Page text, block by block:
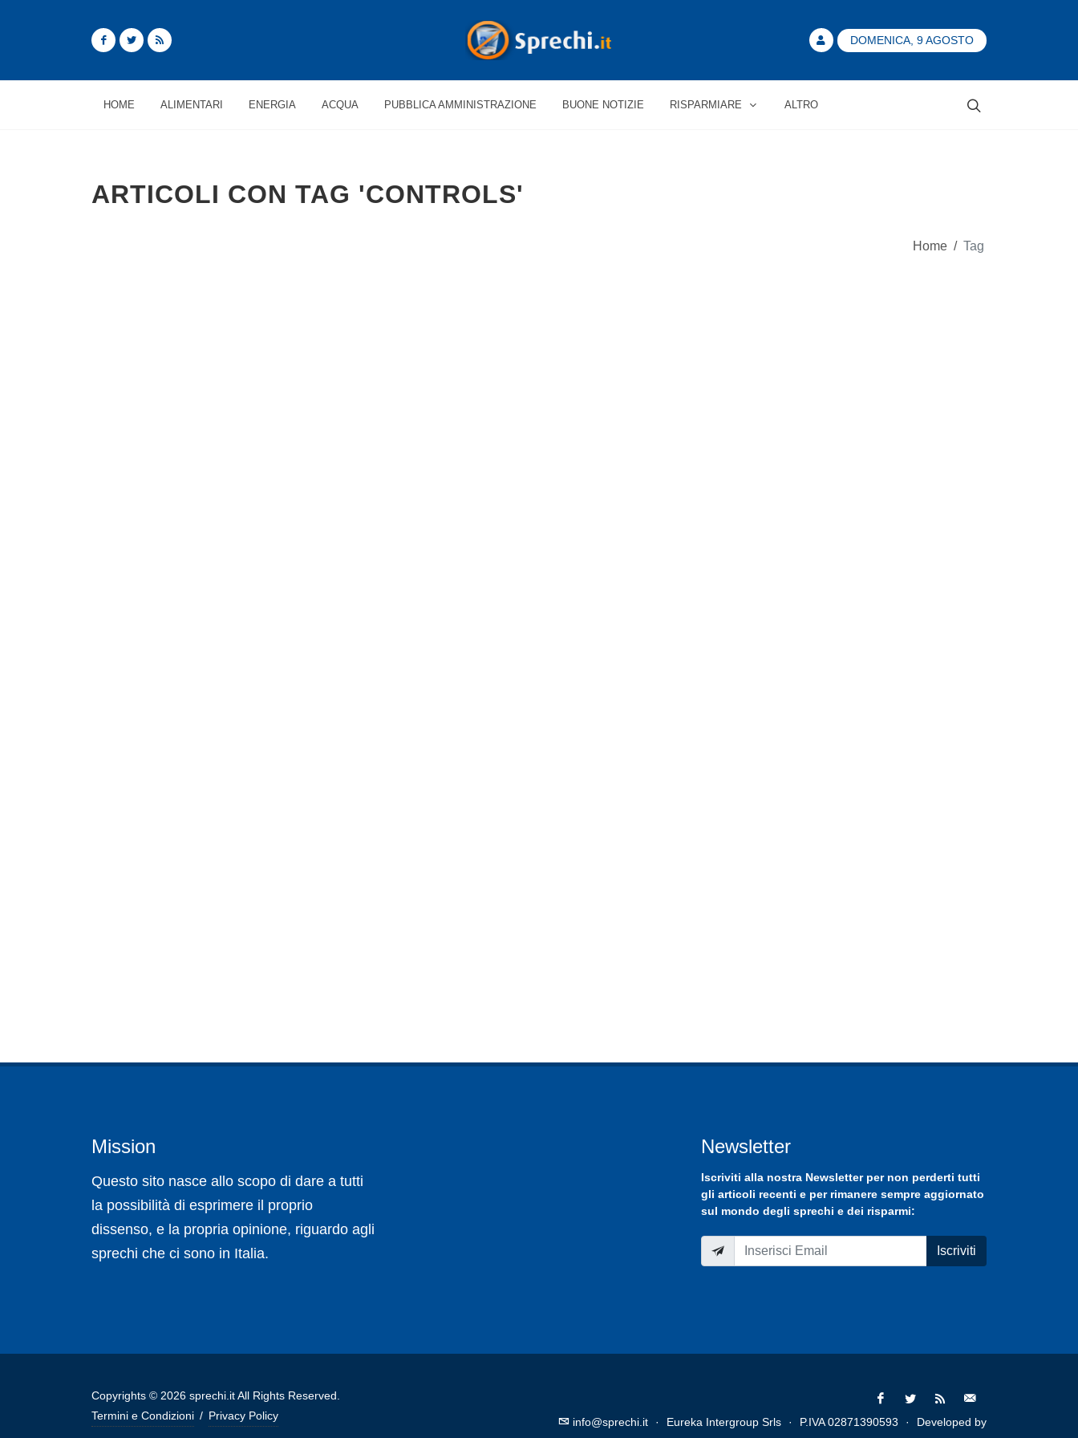
DOMENICA, 9 AGOSTO
HOME ALIMENTARI ENERGIA ACQUA PUBBLICA AMMINISTRAZIONE BUONE NOTIZIE RISPARMIARE ALTRO
ARTICOLI CON TAG 'CONTROLS'
Home / Tag
Mission
Questo sito nasce allo scopo di dare a tutti
la possibilità di esprimere il proprio
dissenso, e la propria opinione, riguardo agli
sprechi che ci sono in Italia.
Newsletter
Iscriviti alla nostra Newsletterper non perderti tutti
gli articoli recenti e per rimanere sempre aggiornato
sul mondo degli sprechi e dei risparmi:
Iscriviti
Copyrights © 2026 sprechi.it All Rights Reserved.
Termini e Condizioni / Privacy Policy info@sprechi.it · Eureka Intergroup Srls · P.IVA 02871390593 ·
Developed by